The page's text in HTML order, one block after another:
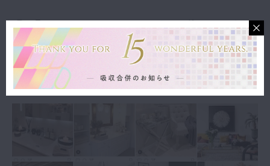
②「きゅんっ♡」とした画像をスクリ
ーンショット